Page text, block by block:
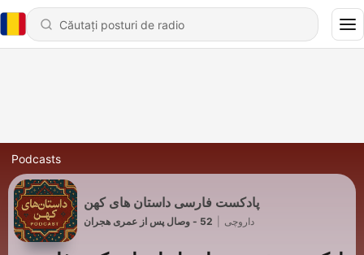
Podcasts
پادکست فارسی داستان های کهن
داروچی 52 - وصال پس از عمری هجران